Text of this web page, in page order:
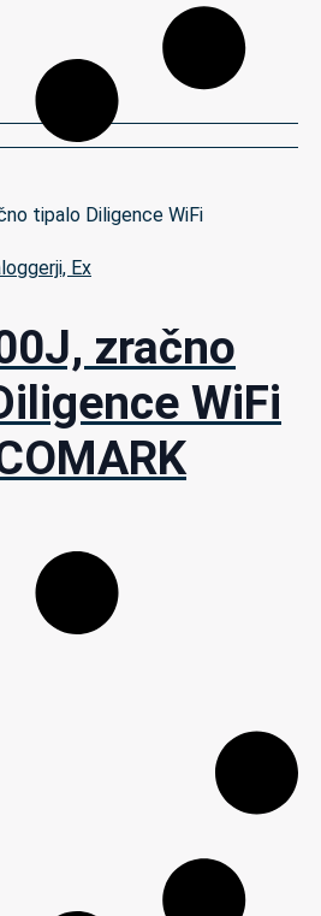
Ex
zračno
WiFi